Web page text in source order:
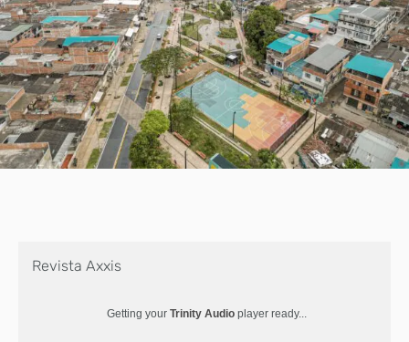
Revista Axxis
Getting your Trinity Audio player ready...